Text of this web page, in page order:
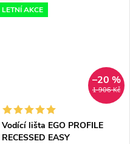
LETNÍ AKCE
1 906 Kč
–20 %
Vodící lišta EGO PROFILE
RECESSED EASY